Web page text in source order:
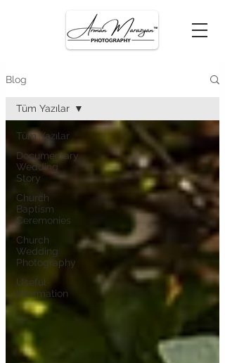
Blog
Tüm Yazılar
Documentary
Wedding
Story
Church
Baptism
Ceremonies
Church
Wedding
Photography
Useful
Information
Tüm Yazılar